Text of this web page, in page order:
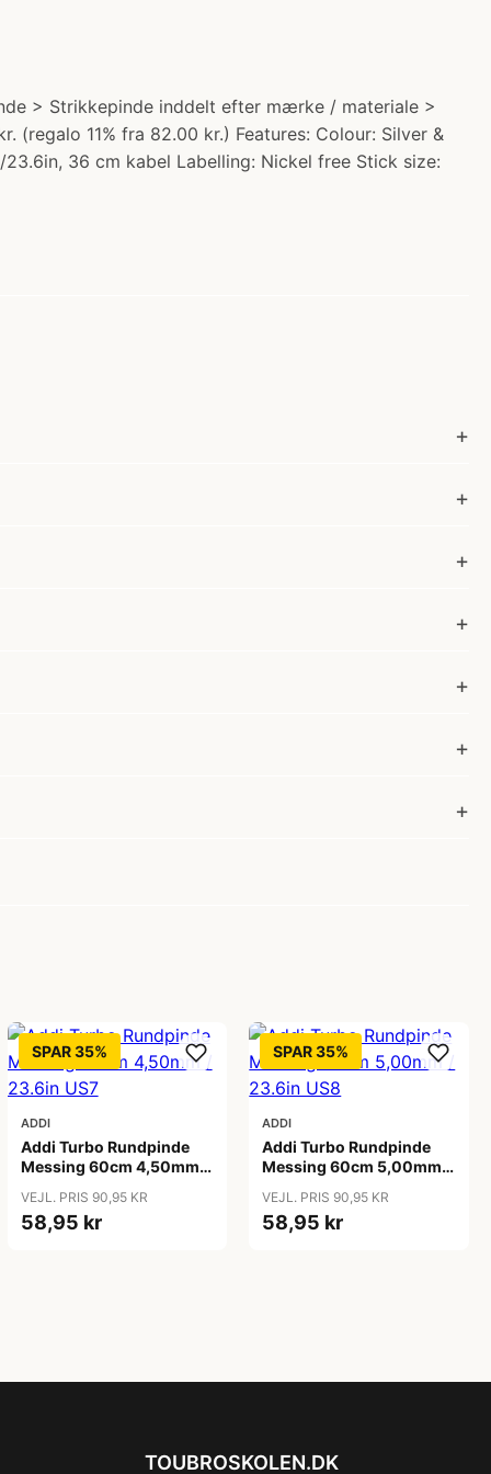
> Strikkepinde inddelt efter mærke / materiale >
(regalo 11% fra 82.00 kr.) Features: Colour: Silver &
36 cm kabel Labelling: Nickel free Stick size:
SPAR 35%
ADDI
Addi Turbo Rundpinde
Messing 60cm 4,50mm /
VEJL. PRIS 90,95 KR
58,95 kr
SPAR 35%
ADDI
Addi Turbo Rundpinde
Messing 60cm 5,00mm /
VEJL. PRIS 90,95 KR
58,95 kr
TOUBROSKOLEN.DK